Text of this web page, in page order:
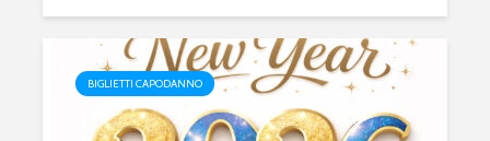
BIGLIETTI CAPODANNO